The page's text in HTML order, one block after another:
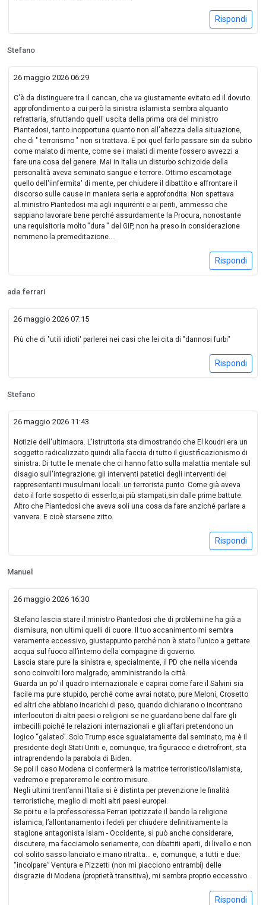
Rispondi
Stefano
26 maggio 2026 06:29
C'è da distinguere tra il cancan, che va giustamente evitato ed il dovuto
approfondimento a cui però la sinistra islamista sembra alquanto
refrattaria, sfruttando quell' uscita della prima ora del ministro
Piantedosi, tanto inopportuna quanto non all'altezza della situazione,
che di " terrorismo " non si trattava. E poi quel farlo passare sin da subito
come malato di mente, come se i malati di mente fossero avvezzi a
fare una cosa del genere. Mai in Italia un disturbo schizoide della
personalità aveva seminato sangue e terrore. Ottimo escamotage
quello dell'iinfermita' di mente, per chiudere il dibattito e affrontare il
discorso sulle cause in maniera seria e approfondita. Non spettava
al.ministro Piantedosi ma agli inquirenti e ai periti, ammesso che
sappiano lavorare bene perché assurdamente la Procura, nonostante
una requisitoria molto "dura " del GIP, non ha preso in considerazione
nemmeno la premeditazione....
Rispondi
ada.ferrari
26 maggio 2026 07:15
Più che di "utili idioti' parlerei nei casi che lei cita di "dannosi furbi"
Rispondi
Stefano
26 maggio 2026 11:43
Notizie dell'ultimaora. L'istruttoria sta dimostrando che El koudri era un
soggetto radicalizzato quindi alla faccia di tutto il giustificazionismo di
sinistra. Di tutte le menate che ci hanno fatto sulla malattia mentale sul
disagio sull'integrazione; gli interventi patetici degli interventi dei
rappresentanti musulmani locali..un terrorista punto. Come già aveva
dato il forte sospetto di esserlo,ai più stampati,sin dalle prime battute.
Altro che Piantedosi che aveva soli una cosa da fare anziché parlare a
vanvera. E cioè starsene zitto.
Rispondi
Manuel
26 maggio 2026 16:30
Stefano lascia stare il ministro Piantedosi che di problemi ne ha già a
dismisura, non ultimi quelli di cuore. Il tuo accanimento mi sembra
veramente eccessivo, giustappunto perché non è stato l’unico a gettare
acqua sul fuoco all’interno della compagine di governo.
Lascia stare pure la sinistra e, specialmente, il PD che nella vicenda
sono coinvolti loro malgrado, amministrando la città.
Guarda un po’ il quadro internazionale e capirai come fare il Salvini sia
facile ma pure stupido, perché come avrai notato, pure Meloni, Crosetto
ed altri che abbiano incarichi di peso, quando dichiarano o incontrano
interlocutori di altri paesi o religioni se ne guardano bene dal fare gli
imbecilli poiché le relazioni internazionali e gli affari pretendono un
logico “galateo”. Solo Trump esce sguaiatamente dal seminato, ma è il
presidente degli Stati Uniti e, comunque, tra figuracce e dietrofront, sta
intraprendendo la parabola di Biden.
Se poi il caso Modena ci confermerà la matrice terroristico/islamista,
vedremo e prepareremo le contro misure.
Negli ultimi trent’anni l’Italia si è distinta per prevenzione le finalità
terroristiche, meglio di molti altri paesi europei.
Se poi tu e la professoressa Ferrari ipotizzate il bando la religione
islamica, l’allontanamento i fedeli per chiudere definitivamente la
stagione antagonista Islam - Occidente, si può anche considerare,
discutere, ma facciamolo seriamente, con dibattiti aperti, di livello e non
col solito sasso lanciato e mano ritratta... e, comunque, a tutti e due:
“incolpare” Ventura e Pizzetti (non mi piacciono entrambi) delle
disgrazie di Modena (proprietà transitiva), mi sembra proprio eccessivo.
Rispondi